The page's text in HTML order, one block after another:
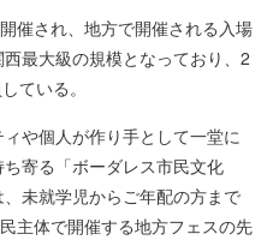
催され、地方で開催される入場
最大級の規模となっており、2
ている。
や個人が作り手として一堂に
寄る「ボーダレス市民文化
未就学児からご年配の方まで
主体で開催する地方フェスの先